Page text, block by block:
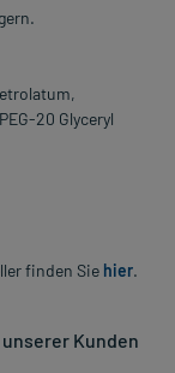
20 Glyceryl
finden Sie hier.
Kunden